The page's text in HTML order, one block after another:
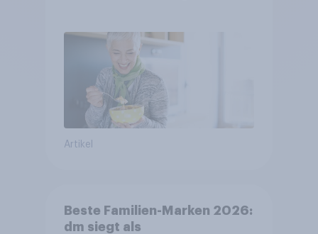
Artikel
Beste Familien-Marken 2026:
dm siegt als